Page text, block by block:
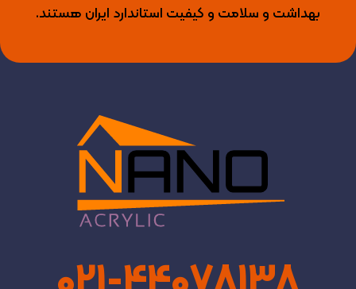
بهداشت و سلامت و کیفیت استاندارد ایران هستند.